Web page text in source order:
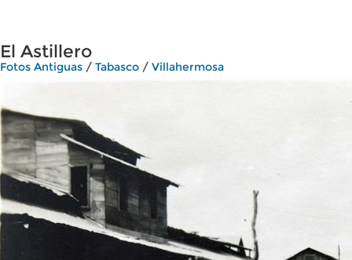
El Astillero
Fotos Antiguas / Tabasco / Villahermosa